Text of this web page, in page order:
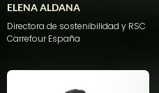
ELENA ALDANA
Directora de sostenibilidad y RSC
CarrefourEspaña